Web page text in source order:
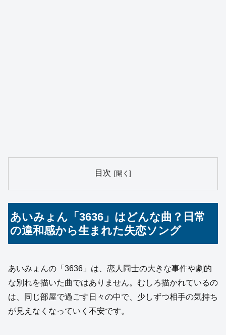
目次
あいみょん「3636」はどんな曲？日常
の違和感から生まれた失恋ソング
あいみょんの「3636」は、恋人同士の大きな事件や劇的
な別れを描いた曲ではありません。むしろ描かれているの
は、同じ部屋で過ごす日々の中で、少しずつ相手の気持ち
が見えなくなっていく不安です。